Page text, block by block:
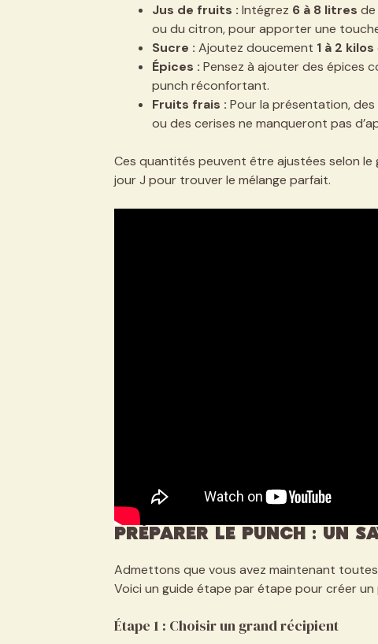
Jus de fruits : Intégrez 6 à 8 litres de
ou du citron, pour apporter une
Sucre : Ajoutez doucement 1 à 2 kilos
Épices : Pensez à ajouter des épices
punch réconfortant.
Fruits frais : Pour la présentation,
ou des cerises ne manqueront pas
Ces quantités peuvent être ajustées selon
jour J pour trouver le mélange parfait.
Préparer le punch : un
Admettons que vous avez maintenant
Voici un guide étape par étape pour créer un
Étape 1 : Choisir un grand récipient